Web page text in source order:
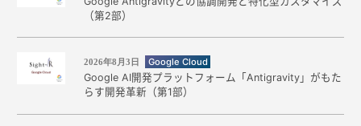
（第2部）
2026年8月3日 Google Cloud
Google AI開発プラットフォーム「Antigravity」がもた
らす開発革新（第1部）